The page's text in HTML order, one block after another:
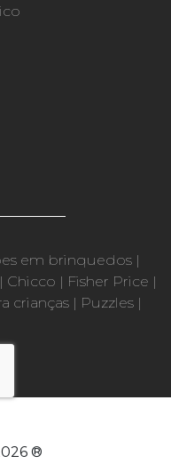
em brinquedos |
Chicco | Fisher Price |
crianças| Puzzles|
®